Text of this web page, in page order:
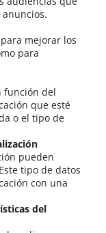
mejorar los
para
función del
que esté
o el tipo de
pueden
tipo de datos
con una
del